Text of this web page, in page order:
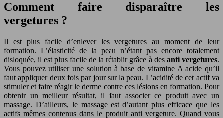
Comment faire disparaître les
vergetures ?
Il est plus facile d’enlever les vergetures au moment de leur
formation. L’élasticité de la peau n’étant pas encore totalement
disloquée, il est plus facile de la rétablir grâce à des anti vergetures.
Vous pouvez utiliser une solution à base de vitamine A acide qu’il
faut appliquer deux fois par jour sur la peau. L’acidité de cet actif va
stimuler et faire réagir le derme contre ces lésions en formation. Pour
obtenir un meilleur résultat, il faut associer ce produit avec un
massage. D’ailleurs, le massage est d’autant plus efficace que les
actifs mêmes contenus dans le produit anti vergeture. Quand vous